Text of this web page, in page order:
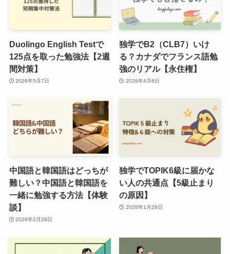
Duolingo English Testで
125点を取った勉強法【2週
間対策】
2026年5月7日
独学でB2（CLB7）いけ
る？カナダでフランス語勉
強のリアル【永住権】
2026年4月6日
中国語と韓国語はどっちが
難しい？中国語と韓国語を
一緒に勉強する方法【体験
談】
2026年2月28日
独学でTOPIK6級に届かな
い人の共通点【5級止まり
の原因】
2026年1月26日